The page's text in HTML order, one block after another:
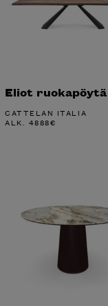
Eliot ruokapöytä
CATTELAN ITALIA
ALK. 4888€